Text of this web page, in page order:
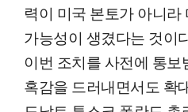
력이 미국 본토가 아니
가능성이 생겼다는 것이
이번 조치를 사전에 통
혹감을 드러내면서도 확